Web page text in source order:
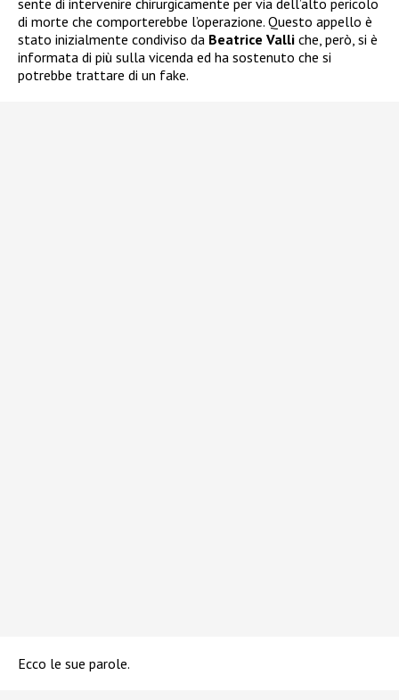
sente di intervenire chirurgicamente per via dell’alto pericolo
di morte che comporterebbe l’operazione. Questo appello è
stato inizialmente condiviso da Beatrice Valli che, però, si è
informata di più sulla vicenda ed ha sostenuto che si
potrebbe trattare di un fake.
Ecco le sue parole.